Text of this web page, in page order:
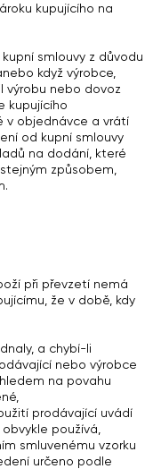
kupujícího na
smlouvy z důvodu
když výrobce,
výrobu nebo dovoz
kupujícího
v objednávce a vrátí
od kupní smlouvy
na dodání, které
způsobem,
při převzetí nemá
že v době, kdy
a chybí-li
nebo výrobce
na povahu
prodávající uvádí
používá,
smluvenému vzorku
určeno podle